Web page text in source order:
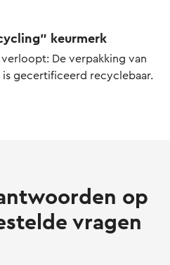
keurmerk
De verpakking van
is gecertificeerd recyclebaar.
op
vragen